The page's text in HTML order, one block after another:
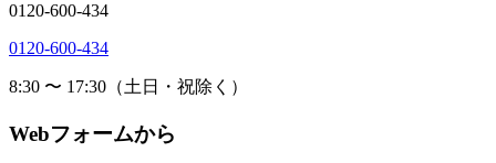
0120-600-434
0120-600-434
8:30 〜 17:30（土日・祝除く）
Webフォームから